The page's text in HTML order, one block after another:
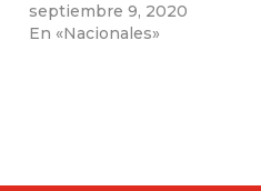
muerte del abogado Javier
Ordoñez
septiembre 9, 2020
En «Nacionales»